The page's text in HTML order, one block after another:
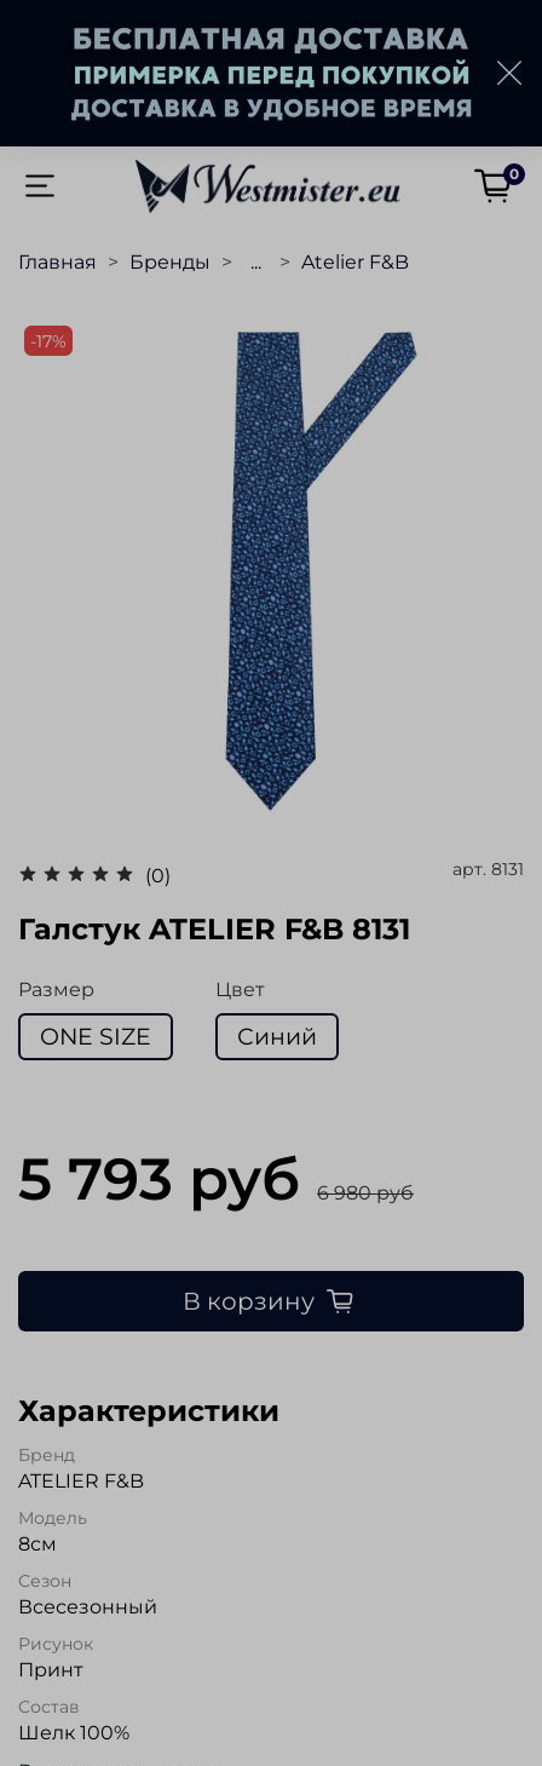
0
Главная Бренды ... Atelier F&B
-17%
(0) арт. 8131
Галстук ATELIER F&B 8131
Размер
ONE SIZE
Цвет
Синий
5 793 руб 6 980 руб
В корзину
Характеристики
Бренд
ATELIER F&B
Модель
8см
Сезон
Всесезонный
Рисунок
Принт
Состав
Шелк 100%